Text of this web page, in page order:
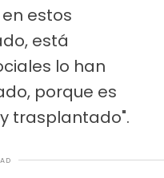
estos
está
lo han
porque es
trasplantado".